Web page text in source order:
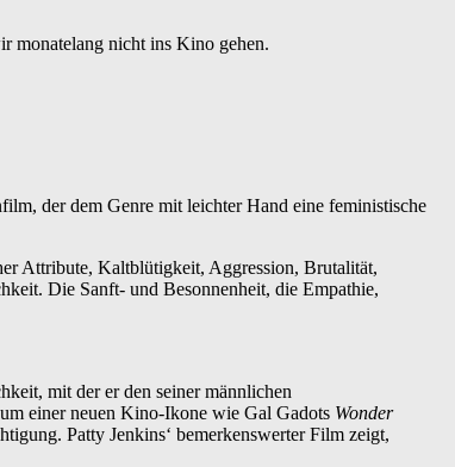
monatelang nicht ins Kino gehen.
der dem Genre mit leichter Hand eine feministische
Attribute, Kaltblütigkeit, Aggression, Brutalität,
Die Sanft- und Besonnenheit, die Empathie,
mit der er den seiner männlichen
einer neuen Kino-Ikone wie Gal Gadots Wonder
Patty Jenkins‘ bemerkenswerter Film zeigt,